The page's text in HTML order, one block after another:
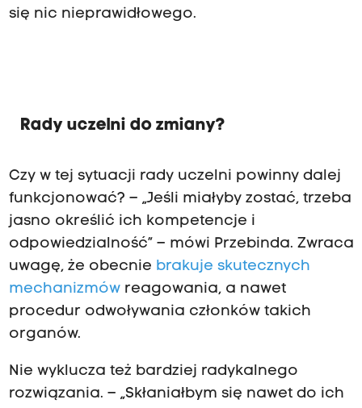
się nic nieprawidłowego.
Rady uczelni do zmiany?
Czy w tej sytuacji rady uczelni powinny dalej
funkcjonować? – „Jeśli miałyby zostać, trzeba
jasno określić ich kompetencje i
odpowiedzialność” – mówi Przebinda. Zwraca
uwagę, że obecnie brakuje skutecznych
mechanizmówreagowania, a nawet
procedur odwoływania członków takich
organów.
Nie wyklucza też bardziej radykalnego
rozwiązania. – „Skłaniałbym się nawet do ich